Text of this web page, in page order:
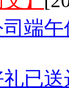
端
已送